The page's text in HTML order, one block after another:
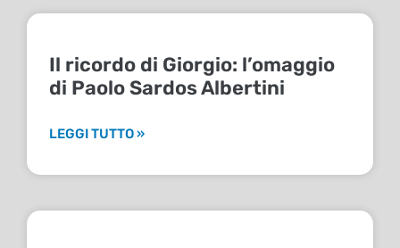
Il ricordo di Giorgio: l’omaggio
di Paolo Sardos Albertini
LEGGI TUTTO »